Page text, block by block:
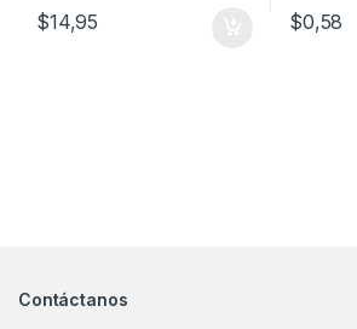
$14,95 $0,58
Contáctanos